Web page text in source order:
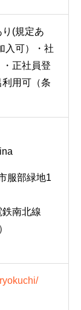
(規定あ
入可）・社
正社員登
用可（条
服部緑地1
鉄南北線